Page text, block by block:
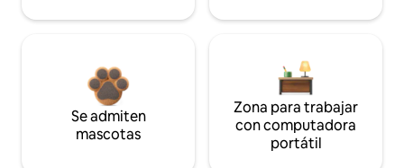
Se admiten
mascotas
Zona para trabajar
con computadora
portátil